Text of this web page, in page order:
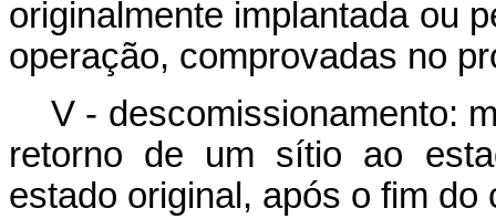
originalmente implantada ou
operação, comprovadas no
V - descomissionamento:
retorno de um sítio ao
estado original, após o fim